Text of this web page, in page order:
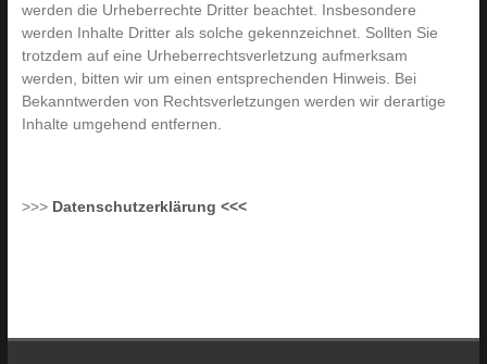
werden die Urheberrechte Dritter beachtet. Insbesondere
werden Inhalte Dritter als solche gekennzeichnet. Sollten Sie
trotzdem auf eine Urheberrechtsverletzung aufmerksam
werden, bitten wir um einen entsprechenden Hinweis. Bei
Bekanntwerden von Rechtsverletzungen werden wir derartige
Inhalte umgehend entfernen.
>>> Datenschutzerklärung <<<